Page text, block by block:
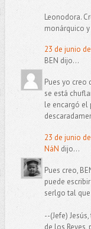
Leonodora.
monárquico y
23 de junio
BEN dijo...
Pues yo creo
se está
le encargó el
23 de junio
NáN dijo...
Pues creo,
puede
serlgo tal que
--(Jefe)
de los